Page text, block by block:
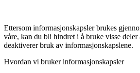
Ettersom informasjonskapsler brukes
våre, kan du bli hindret i å bruke visse deler
deaktiverer bruk av informasjonskapslene.
Hvordan vi bruker informa­sjon­s­­­kapsler